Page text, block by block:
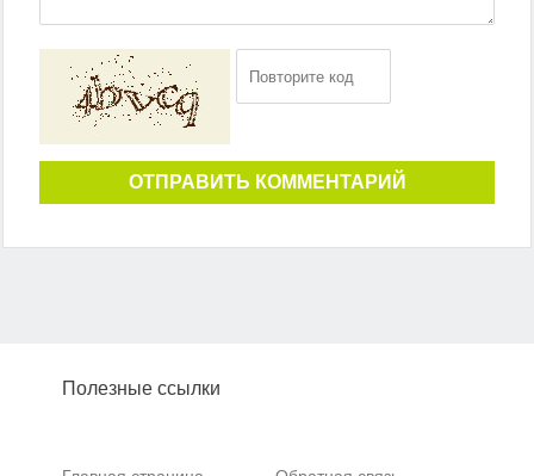
ОТПРАВИТЬ КОММЕНТАРИЙ
Полезные ссылки